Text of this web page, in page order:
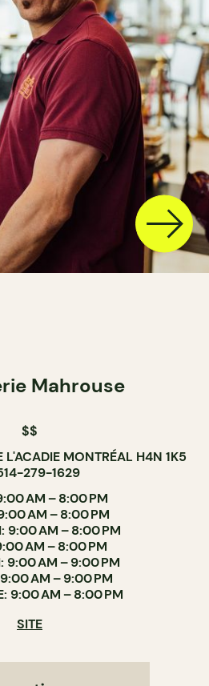
Mahrouse
$$
MONTRÉAL H4N 1K5
279-1629
AM – 8:00 PM
AM – 8:00 PM
9:00 AM – 8:00 PM
AM – 8:00 PM
9:00 AM – 9:00 PM
AM – 9:00 PM
9:00 AM – 8:00 PM
SITE